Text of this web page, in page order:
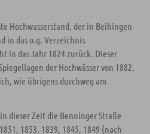
Hochwasserstand, der in Beihingen
in das o.g. Verzeichnis
in das Jahr 1824 zurück. Dieser
der Hochwässer von 1882,
wie übrigens durchweg am
dieser Zeit die Benninger Straße
1853, 1839, 1845, 1849 (nach